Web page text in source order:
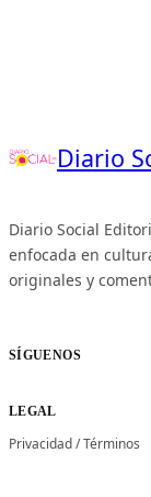
Diario
Diario Social
enfocada en
originales y
SÍGUENOS
LEGAL
Privacidad/Términos